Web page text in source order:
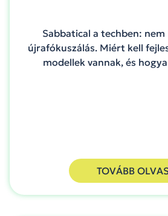
Sabbatical a techben: nem
újrafókuszálás. Miért kell
modellek vannak, és
TOVÁBB